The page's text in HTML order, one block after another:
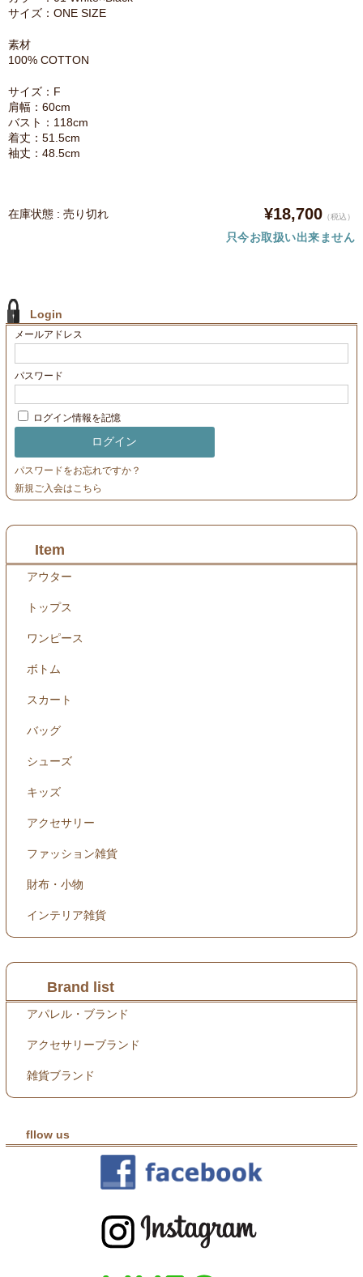
サイズ：ONE SIZE
素材
100% COTTON
サイズ：F
肩幅：60cm
バスト：118cm
着丈：51.5cm
袖丈：48.5cm
在庫状態 : 売り切れ ¥18,700 （税込）
只今お取扱い出来ません
Login
メールアドレス
パスワード
ログイン情報を記憶
パスワードをお忘れですか？
新規ご入会はこちら
Item
アウター
トップス
ワンピース
ボトム
スカート
バッグ
シューズ
キッズ
アクセサリー
ファッション雑貨
財布・小物
インテリア雑貨
Brand list
アパレル・ブランド
アクセサリーブランド
雑貨ブランド
fllow us